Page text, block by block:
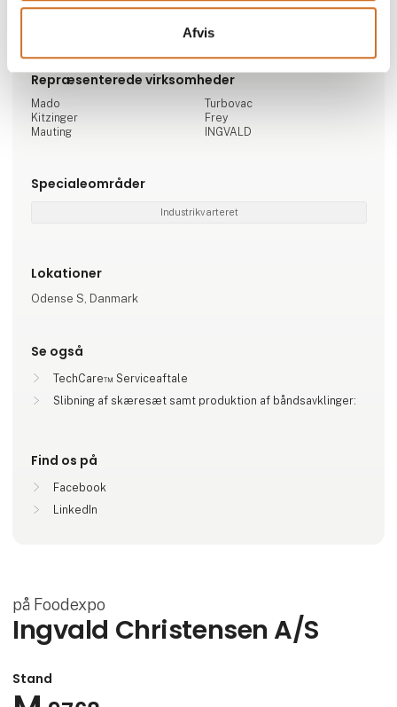
Afvis
Kitzinger - kassevasker
ICO
INGVALD
Repræsenterede virksomheder
Mado
Kitzinger
Mauting
Turbovac
Frey
INGVALD
Specialeområder
Industrikvarteret
Lokationer
Odense S, Danmark
Se også
TechCare™ Serviceaftale
Slibning af skæresæt samt produktion af båndsavklinger:
Find os på
Facebook
LinkedIn
på Foodexpo
Ingvald Christensen A/S
Stand